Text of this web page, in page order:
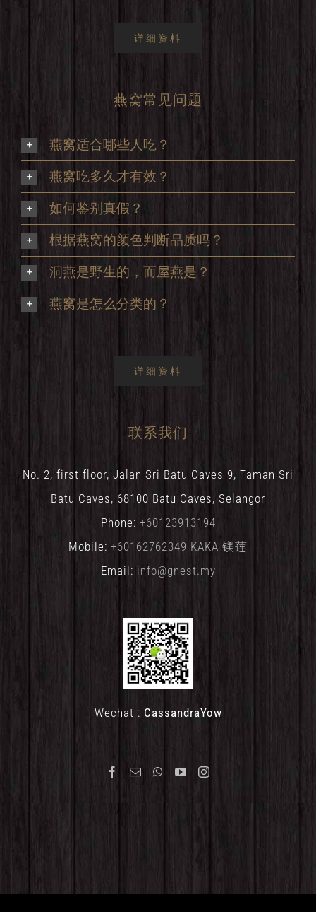
详细资料
燕窝常见问题
燕窝适合哪些人吃？
燕窝吃多久才有效？
如何鉴别真假？
根据燕窝的颜色判断品质吗？
洞燕是野生的，而屋燕是？
燕窝是怎么分类的？
详细资料
联系我们
No. 2, first floor, Jalan Sri Batu Caves 9, Taman Sri
Batu Caves, 68100 Batu Caves, Selangor
Phone: +60123913194
Mobile: +60162762349 KAKA 镁莲
Email: info@gnest.my
Wechat : CassandraYow